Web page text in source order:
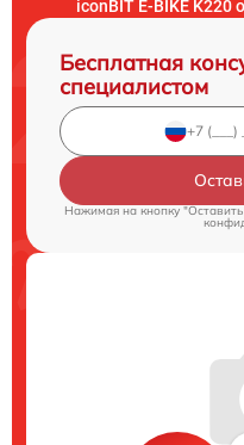
iconBIT E-BIKE K220
Бесплатная
специалистом
Нажимая на кнопку